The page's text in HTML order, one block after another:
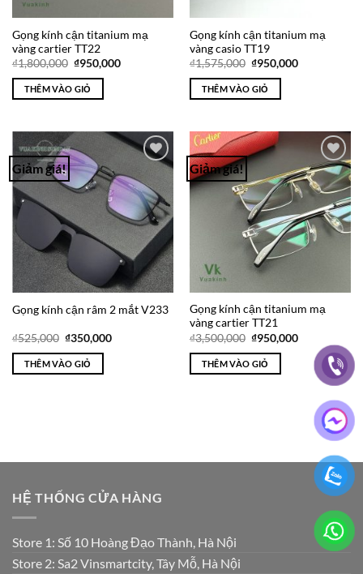
Gọng kính cận titanium mạ
vàng cartier TT22
₫1,800,000 Giá
là:
₫1,800,000.
₫950,000Giá
THÊM VÀO GIỎ
Gọng kính cận titanium mạ
vàng casio TT19
₫1,575,000 Giá
là:
₫1,575,000.
₫950,000Giá
THÊM VÀO GIỎ
Giảm giá!
Wishlist
Gọng kính cận râm 2 mắt V233
₫525,000 Giá
là:
₫525,000.
₫350,000Giá
THÊM VÀO GIỎ
Giảm giá!
Add to
Wishlist
Gọng kính cận titanium mạ
vàng cartier TT21
₫3,500,000 Giá
là:
₫3,500,000.
₫950,000Giá
hiện
₫950,000.
THÊM VÀO GIỎ
HỆ THỐNG CỬA HÀNG
Store 1: Số 10 Hoàng Đạo Thành, Hà Nội
Store 2: Sa2 Vinsmartcity, Tây Mỗ, Hà Nội